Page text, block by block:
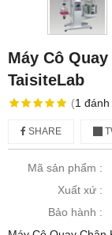
Máy Cô
TaisiteLab
(1 đánh
SHARE
Mã sản phẩm :
Xuất xứ :
Bảo hành :